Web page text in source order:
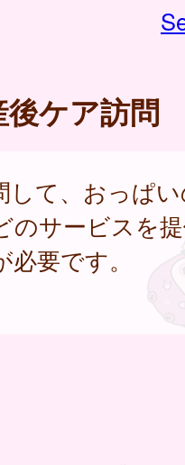
後ケア訪問
して、おっぱ
のサービスを
要です。